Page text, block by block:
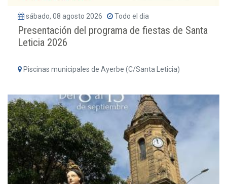
sábado, 08 agosto 2026 Todo el dia
Presentación del programa de fiestas de Santa
Leticia 2026
Piscinas municipales de Ayerbe (C/Santa Leticia)